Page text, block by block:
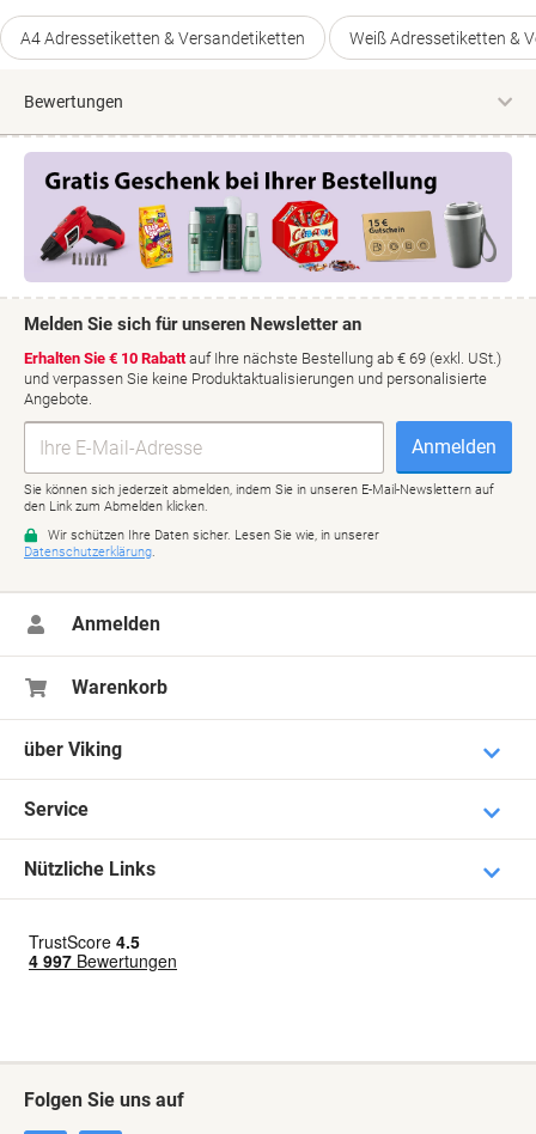
A4 Adressetiketten & Versandetiketten Weiß Adressetiketten &
Bewertungen
Anmelden
Warenkorb
über Viking
Service
Nützliche Links
Folgen Sie uns auf